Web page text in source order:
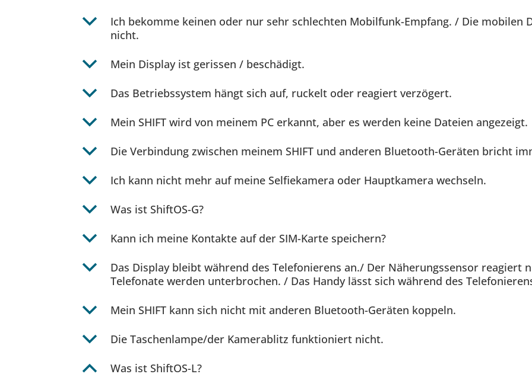
b
Ich bekomme keinen oder nur sehr schlechten Mobilfunk-Empfang. / Die mobilen
nicht.
b Mein Display ist gerissen / beschädigt.
b Das Betriebssystem hängt sich auf, ruckelt oder reagiert verzögert.
b Mein SHIFT wird von meinem PC erkannt, aber es werden keine Dateien angezeigt.
b Die Verbindung zwischen meinem SHIFT und anderen Bluetooth-Geräten bricht
b Ich kann nicht mehr auf meine Selfiekamera oder Hauptkamera wechseln.
b Was ist ShiftOS-G?
b Kann ich meine Kontakte auf der SIM-Karte speichern?
b
Das Display bleibt während des Telefonierens an./ Der Näherungssensor reagiert
Telefonate werden unterbrochen. / Das Handy lässt sich während des
b Mein SHIFT kann sich nicht mit anderen Bluetooth-Geräten koppeln.
b Die Taschenlampe/der Kamerablitz funktioniert nicht.
B Was ist ShiftOS-L?